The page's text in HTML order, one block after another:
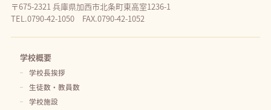
〒675-2321 兵庫県加西市北条町東高室1236-1
TEL.0790-42-1050 FAX.0790-42-1052
学校概要
学校長挨拶
生徒数・教員数
学校施設